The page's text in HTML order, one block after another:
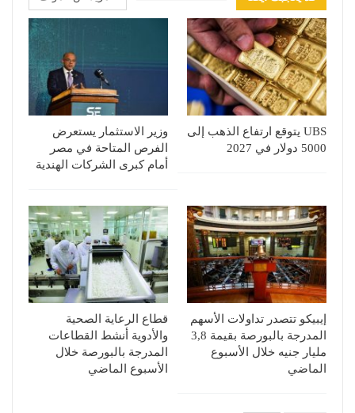
UBS يتوقع ارتفاع الذهب إلى
5000 دولار في 2027
وزير الاستثمار يستعرض
الفرص المتاحة في مصر
أمام كبرى الشركات الهندية
إيبيكو تتصدر تداولات الأسهم
المدرجة بالبورصة بقيمة 3,8
مليار جنيه خلال الأسبوع
الماضي
قطاع الرعاية الصحية
والأدوية أنشط القطاعات
المدرجة بالبورصة خلال
الأسبوع الماضي